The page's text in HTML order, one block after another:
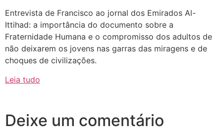
Entrevista de Francisco ao jornal dos Emirados Al-
Ittihad: a importância do documento sobre a
Fraternidade Humana e o compromisso dos adultos de
não deixarem os jovens nas garras das miragens e de
choques de civilizações.
Leia tudo
Deixe um comentário